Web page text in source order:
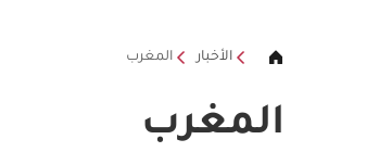
الأخبار المغرب
المغرب